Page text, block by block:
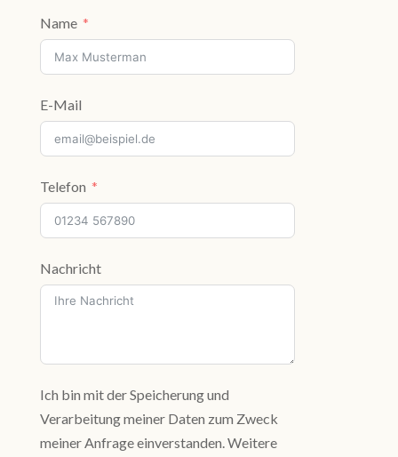
Name
E-Mail
Telefon
Nachricht
Ich bin mit der Speicherung und
Verarbeitung meiner Daten zum Zweck
meiner Anfrage einverstanden. Weitere